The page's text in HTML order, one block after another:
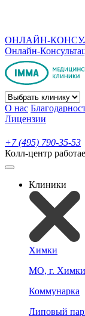
ОНЛАЙН-
Онлайн-
О нас
Лицензии
+7 (495) 790-35-53
Колл-центр
Клиники
Химки
МО, г.
Коммунарка
Липовый